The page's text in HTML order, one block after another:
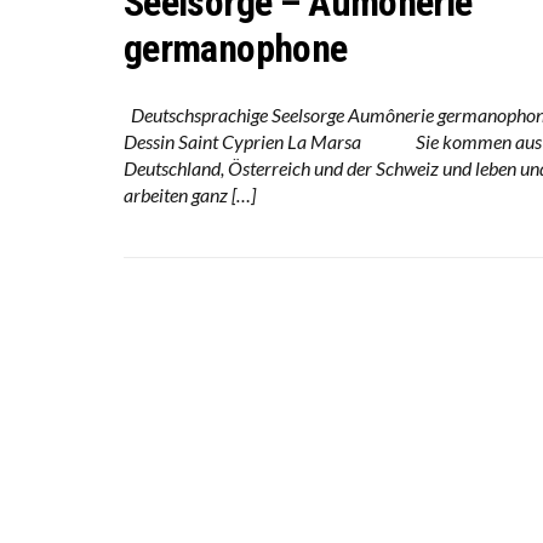
germanophone
Deutschsprachige Seelsorge Aumônerie
Dessin Saint Cyprien La Marsa Sie kommen aus
Deutschland, Österreich und der Schweiz und leben
arbeiten ganz […]